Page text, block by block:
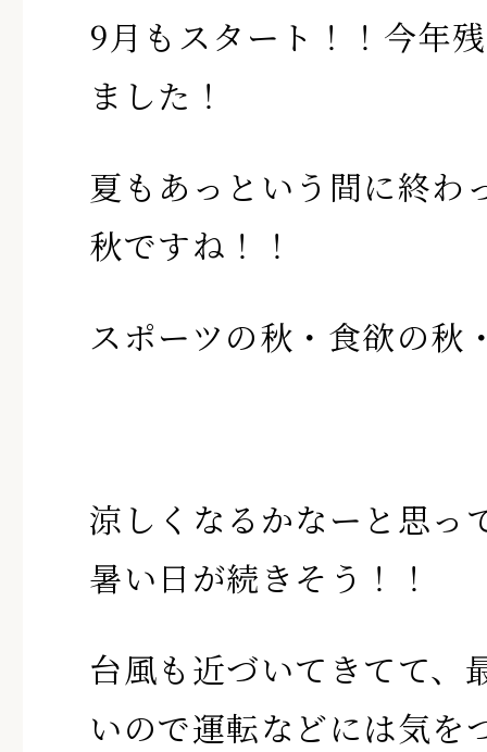
9月もスタート！！今年
ました！
夏もあっという間に終わ
秋ですね！！
スポーツの秋・食欲の秋
涼しくなるかなーと思っ
暑い日が続きそう！！
台風も近づいてきてて、
いので運転などには気を